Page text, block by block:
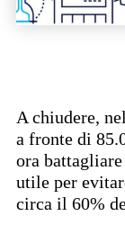
A chiudere,
a fronte di
ora
utile per
circa il 60%